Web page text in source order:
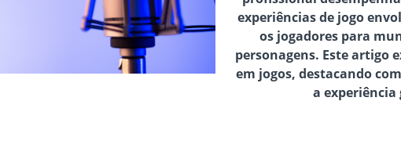
experiências de jogo
os jogadores para
personagens. Este artigo
em jogos, destacando
a experiência